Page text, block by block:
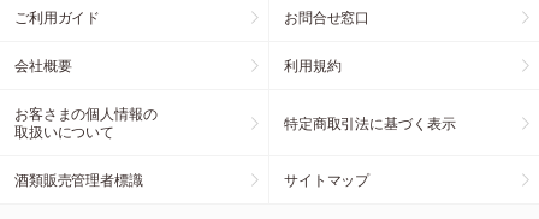
ご利用ガイド お問合せ窓口
会社概要 利用規約
お客さまの個人情報の
取扱いについて
特定商取引法に基づく表示
酒類販売管理者標識 サイトマップ